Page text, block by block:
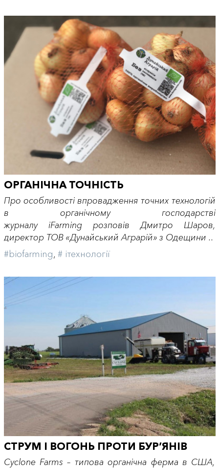
ОРГАНІЧНА ТОЧНІСТЬ
Про особливості впровадження точних технологій
в органічному господарстві
журналу iFarming розповів Дмитро Шаров,
директор ТОВ «Дунайський Аграрій» з Одещини ..
#biofarming, # iтехнології
СТРУМ І ВОГОНЬ ПРОТИ БУР’ЯНІВ
Cyclone Farms – типова органічна ферма в США,